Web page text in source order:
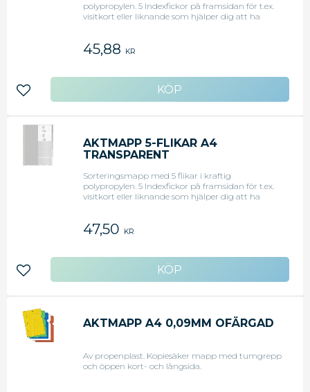
polypropylen. 5 Indexfickor på framsidan för t.ex.
visitkort eller liknande som hjälper dig att ha
45,88 KR
Lägg till i favoriter
AKTMAPP 5-FLIKAR A4
TRANSPARENT
Sorteringsmapp med 5 flikar i kraftig
polypropylen. 5 Indexfickor på framsidan för t.ex.
visitkort eller liknande som hjälper dig att ha
47,50 KR
Lägg till i favoriter
AKTMAPP A4 0,09MM OFÄRGAD
Av propenplast. Kopiesäker mapp med tumgrepp
och öppen kort- och långsida.